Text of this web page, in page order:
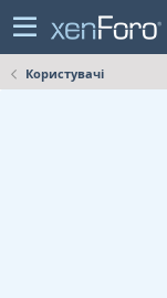
Користувачі